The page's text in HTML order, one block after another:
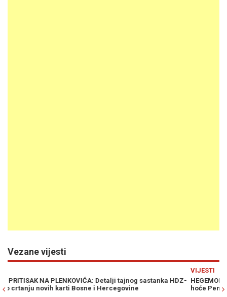
Vezane vijesti
HEGEMONISTIČKI PLANOVI PREMA BiH KUJU SE U ZAGREBU: Šta
hoće Penava i Domovinski Pokret?